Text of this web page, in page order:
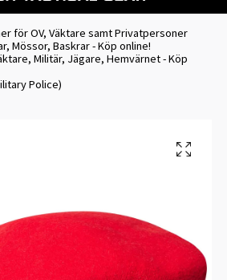
för OV, Väktare samt Privatpersoner
Mössor, Baskrar - Köp online!
Militär, Jägare, Hemvärnet - Köp
Police)